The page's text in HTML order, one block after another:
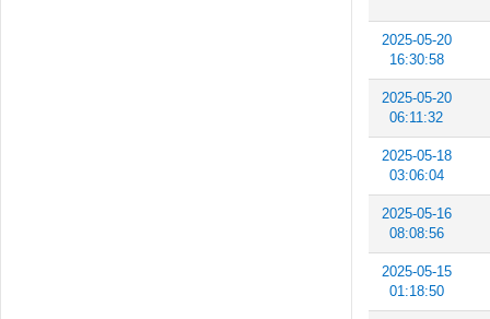
2025-05-20
16:30:58
2025-05-20
06:11:32
2025-05-18
03:06:04
2025-05-16
08:08:56
2025-05-15
01:18:50